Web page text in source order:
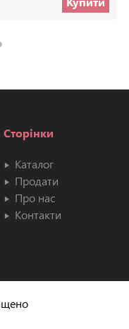
Сторінки
Каталог
Продати
Про нас
Контакти